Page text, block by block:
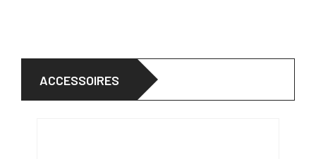
ACCESSOIRES